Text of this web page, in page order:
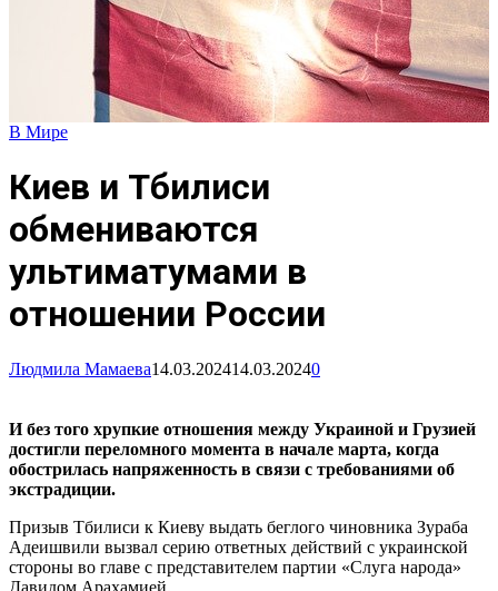
В Мире
Киев и Тбилиси
обмениваются
ультиматумами в
отношении России
Людмила Мамаева14.03.202414.03.20240
И без того хрупкие отношения между Украиной и Грузией
достигли переломного момента в начале марта, когда
обострилась напряженность в связи с требованиями об
экстрадиции.
Призыв Тбилиси к Киеву выдать беглого чиновника Зураба
Адеишвили вызвал серию ответных действий с украинской
стороны во главе с представителем партии «Слуга народа»
Давидом Арахамией.